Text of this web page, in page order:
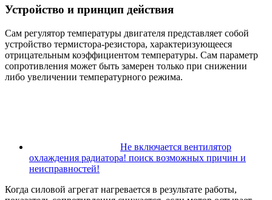
Устройство и принцип действия
Сам регулятор температуры двигателя представляет собой
устройство термистора-резистора, характеризующееся
отрицательным коэффициентом температуры. Сам параметр
сопротивления может быть замерен только при снижении
либо увеличении температурного режима.
Не включается вентилятор
охлаждения радиатора! поиск возможных причин и
неисправностей!
Когда силовой агрегат нагревается в результате работы,